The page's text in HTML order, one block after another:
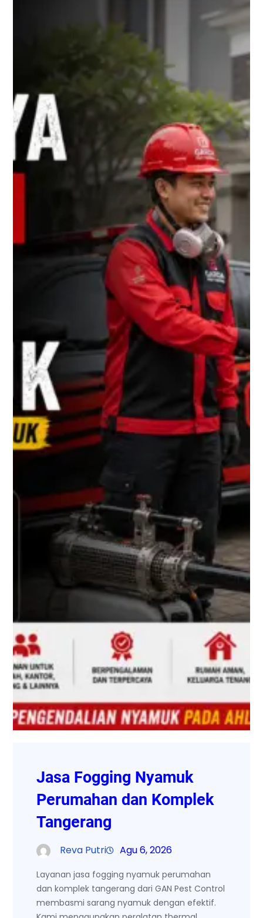
Jasa Fogging Nyamuk
Perumahan dan Komplek
Tangerang
Reva Putri Agu 6, 2026
Layanan jasa fogging nyamuk perumahan
dan komplek tangerang dari GAN Pest Control
membasmi sarang nyamuk dengan efektif.